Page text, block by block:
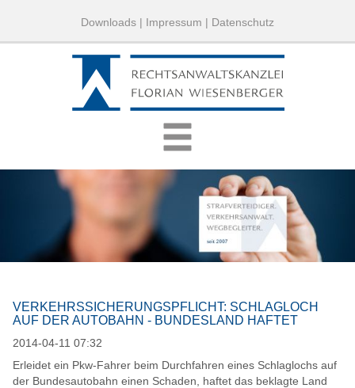
Downloads | Impressum | Datenschutz
VERKEHRSSICHERUNGSPFLICHT: SCHLAGLOCH
AUF DER AUTOBAHN - BUNDESLAND HAFTET
2014-04-11 07:32
Erleidet ein Pkw-Fahrer beim Durchfahren eines Schlaglochs auf
der Bundesautobahn einen Schaden, haftet das beklagte Land